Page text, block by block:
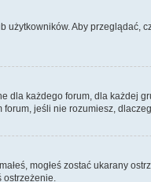
użytkowników. Aby
dla każdego forum, dla każdej
jeśli nie rozumiesz,
mogłeś zostać ukarany
ostrzeżenie.